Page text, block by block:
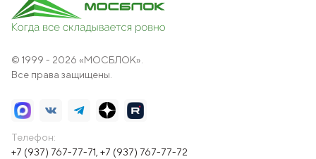
© 1999 - 2026 «МОСБЛОК».
Все права защищены.
Телефон:
+7 (937) 767-77-71 +7 (937) 767-77-72